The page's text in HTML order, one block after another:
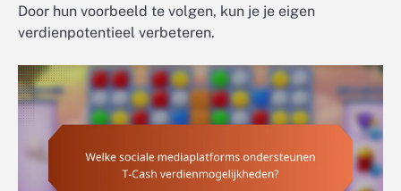
Door hun voorbeeld te volgen, kun je je eigen
verdienpotentieel verbeteren.